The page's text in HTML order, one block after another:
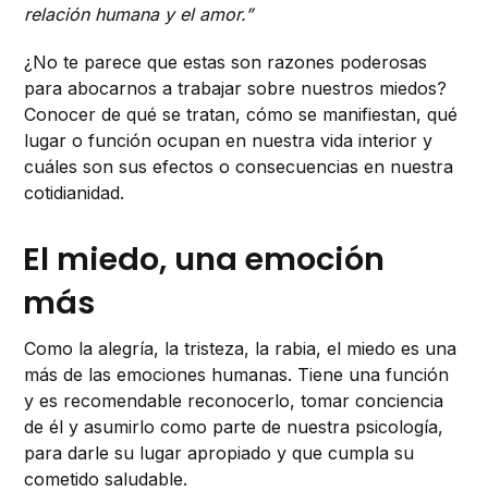
relación humana y el amor.”
¿No te parece que estas son razones poderosas
para abocarnos a trabajar sobre nuestros miedos?
Conocer de qué se tratan, cómo se manifiestan, qué
lugar o función ocupan en nuestra vida interior y
cuáles son sus efectos o consecuencias en nuestra
cotidianidad.
El miedo, una emoción
más
Como la alegría, la tristeza, la rabia, el miedo es una
más de las emociones humanas. Tiene una función
y es recomendable reconocerlo, tomar conciencia
de él y asumirlo como parte de nuestra psicología,
para darle su lugar apropiado y que cumpla su
cometido saludable.